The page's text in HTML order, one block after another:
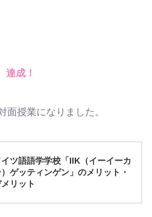
達成！
面授業になりました。
イツ語語学学校「IIK（イーイーカ
）ゲッティンゲン」のメリット・
リット